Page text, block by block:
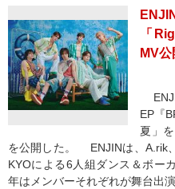
「
MV公
EP『
夏」
を公開した。 ENJINは、A.rik
KYOによる6人組ダンス＆ボー
年はメンバーそれぞれが舞台出